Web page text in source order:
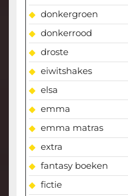
donkergroen
donkerrood
droste
eiwitshakes
elsa
emma
emma matras
extra
fantasy boeken
fictie